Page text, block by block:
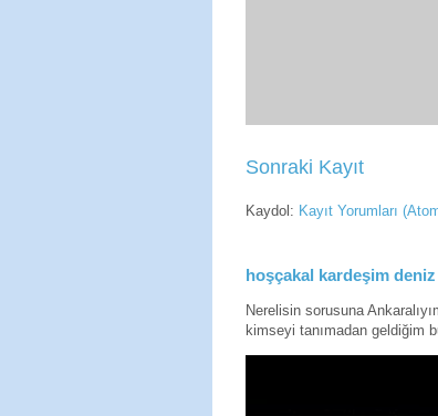
Sonraki Kayıt
Kaydol: Kayıt Yorumları
hoşçakal kardeşim deniz
Nerelisin sorusuna
kimseyi tanımadan geldiğim